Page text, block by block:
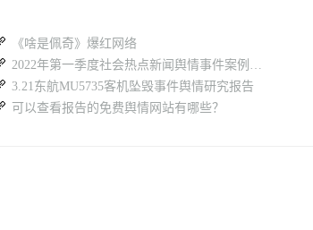
《啥是佩奇》爆红网络
2022年第一季度社会热点新闻舆情事件案例合集报告
3.21东航MU5735客机坠毁事件舆情研究报告
可以查看报告的免费舆情网站有哪些？